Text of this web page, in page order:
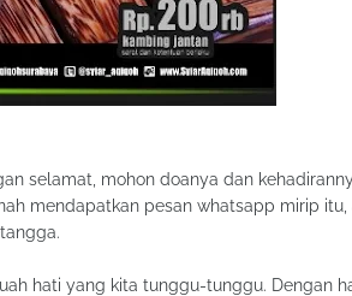
selamat, mohon doanya dan
mendapatkan pesan whatsapp mirip itu,
hati yang kita tunggu-tunggu. Dengan